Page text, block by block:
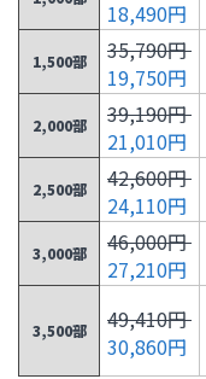
18,490円
1,500部
35,790円
19,750円
2,000部
39,190円
21,010円
2,500部
42,600円
24,110円
3,000部
46,000円
27,210円
3,500部
49,410円
30,860円